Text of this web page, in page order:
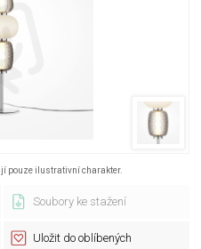
pouze ilustrativní charakter.
Soubory ke stažení
Uložit do oblíbených